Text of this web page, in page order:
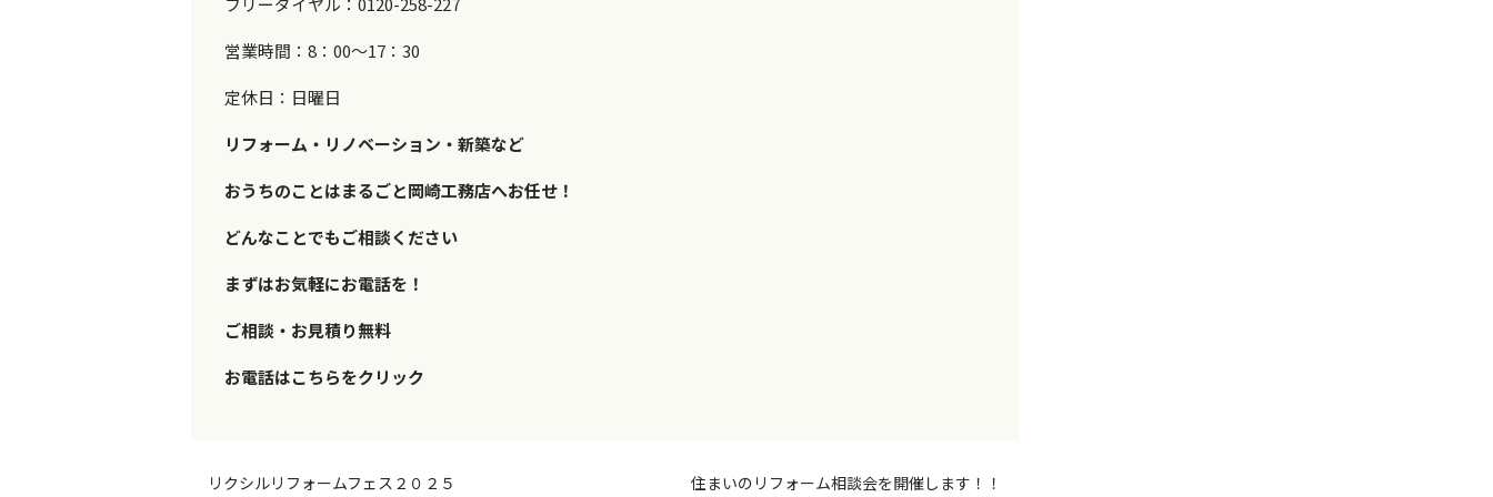
営業時間：8：00～17：30
定休日：日曜日
リフォーム・リノベーション・新築など
おうちのことはまるごと岡崎工務店へお任せ！
どんなことでもご相談ください
まずはお気軽にお電話を！
ご相談・お見積り無料
お電話はこちらをクリック
リクシルリフォームフェス２０２５ 住まいのリフォーム相談会を開催します！！